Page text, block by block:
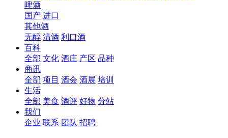
啤酒
国产 进口
其他酒
无醇 清酒 利口酒
百科
全部 文化 酒庄 产区 品种
商讯
全部 项目 酒会 酒展 培训
生活
全部 美食 酒评 好物 分站
我们
企业 联系 团队 招聘